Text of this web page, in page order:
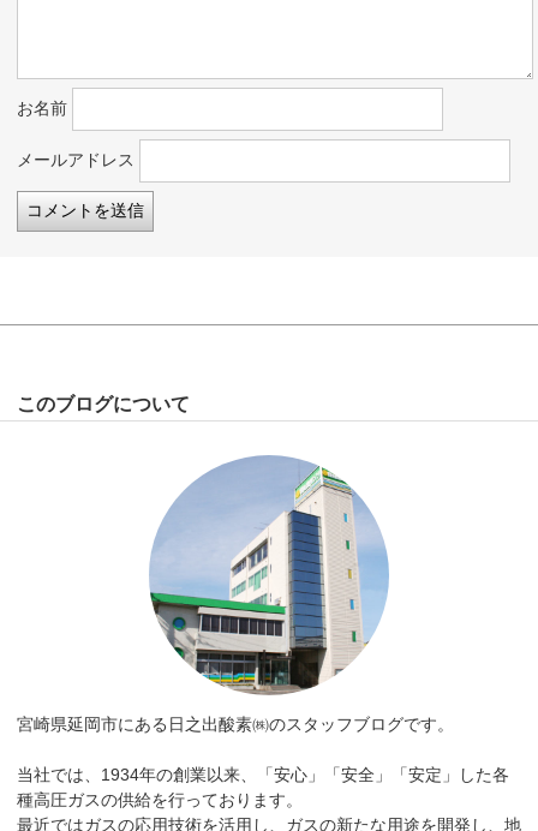
お名前
メールアドレス
このブログについて
宮崎県延岡市にある日之出酸素㈱のスタッフブログです。
当社では、1934年の創業以来、「安心」「安全」「安定」した各
種高圧ガスの供給を行っております。
最近ではガスの応用技術を活用し、ガスの新たな用途を開発し、地